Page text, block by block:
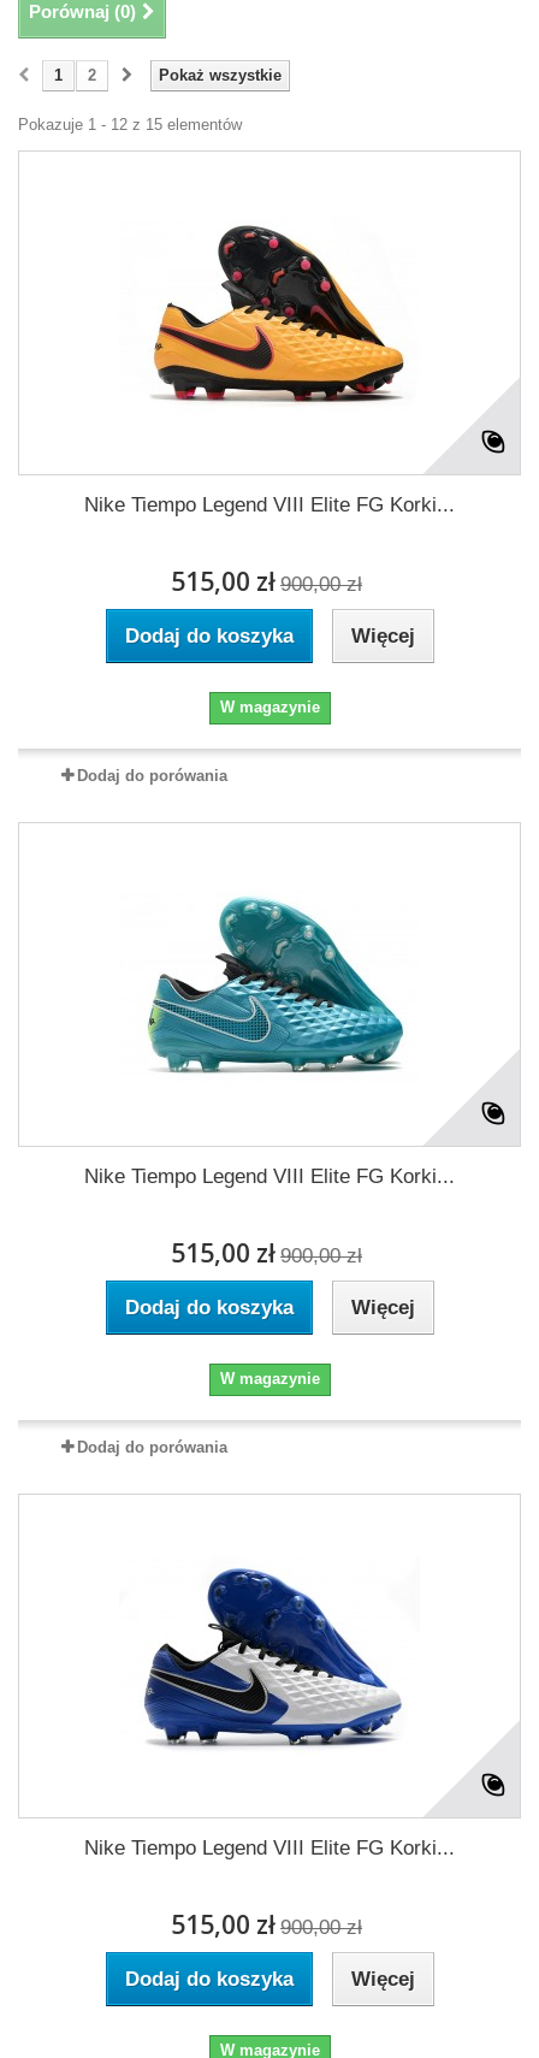
Porównaj (0)
Pokaż wszystkie
1 2
Pokazuje 1 - 12 z 15 elementów
Nike Tiempo Legend VIII Elite FG Korki...
515,00 zł 900,00 zł
Dodaj do koszyka Więcej
W magazynie
Dodaj do porówania
Nike Tiempo Legend VIII Elite FG Korki...
515,00 zł 900,00 zł
Dodaj do koszyka Więcej
W magazynie
Dodaj do porówania
Nike Tiempo Legend VIII Elite FG Korki...
515,00 zł 900,00 zł
Dodaj do koszyka Więcej
W magazynie